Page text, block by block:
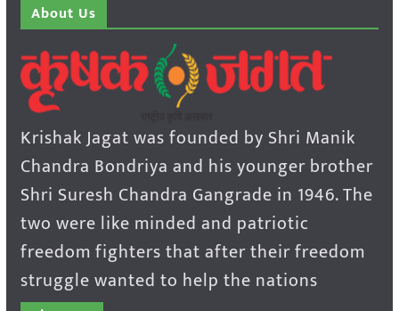
About Us
Krishak Jagat was founded by Shri Manik
Chandra Bondriya and his younger brother
Shri Suresh Chandra Gangrade in 1946. The
two were like minded and patriotic
freedom fighters that after their freedom
struggle wanted to help the nations